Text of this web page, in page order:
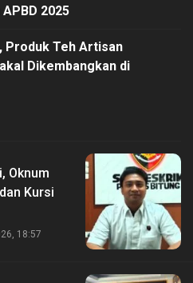
2025
Produk Teh Artisan
Dikembangkan di
Oknum
Kursi
18:57